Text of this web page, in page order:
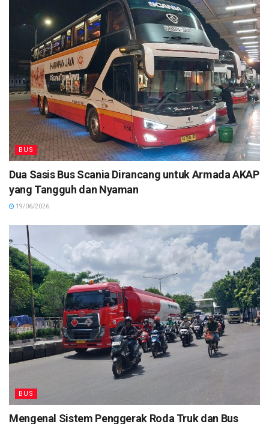
BUS
Dua Sasis Bus Scania Dirancang untuk Armada AKAP
yang Tangguh dan Nyaman
19/06/2026
BUS
Mengenal Sistem Penggerak Roda Truk dan Bus